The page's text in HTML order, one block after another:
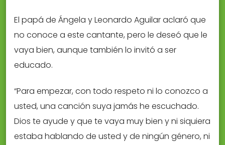
El papá de Ángela y Leonardo Aguilar aclaró que
no conoce a este cantante, pero le deseó que le
vaya bien, aunque también lo invitó a ser
educado.
“Para empezar, con todo respeto ni lo conozco a
usted, una canción suya jamás he escuchado.
Dios te ayude y que te vaya muy bien y ni siquiera
estaba hablando de usted y de ningún género, ni